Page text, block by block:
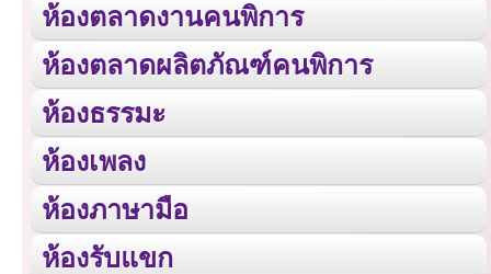
ห้องตลาดงานคนพิการ
ห้องตลาดผลิตภัณฑ์คนพิการ
ห้องธรรมะ
ห้องเพลง
ห้องภาษามือ
ห้องรับแขก